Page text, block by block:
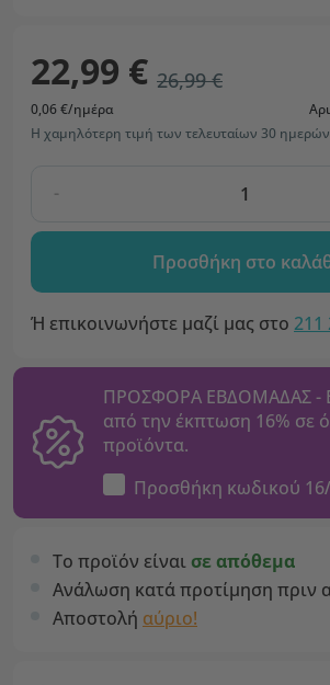
22,99 € 26,99 €
0,06 €/ημέρα
Η χαμηλότερη τιμή των τελευταίων 30
-
Προσθήκη στο
Ή επικοινωνήστε μαζί μας στο 211
ΠΡΟΣΦΟΡΑ ΕΒΔΟΜΑΔΑΣ -
από την έκπτωση 16% σε
προϊόντα.
Προσθήκη κωδικού
Το προϊόν είναι σε απόθεμα
Ανάλωση κατά προτίμηση πριν
Αποστολή αύριο!